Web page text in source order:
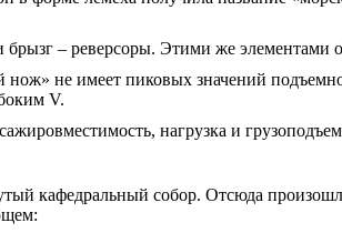
– реверсоры. Этими же элементами
не имеет пиковых значений
V.
нагрузка и
кафедральный собор. Отсюда